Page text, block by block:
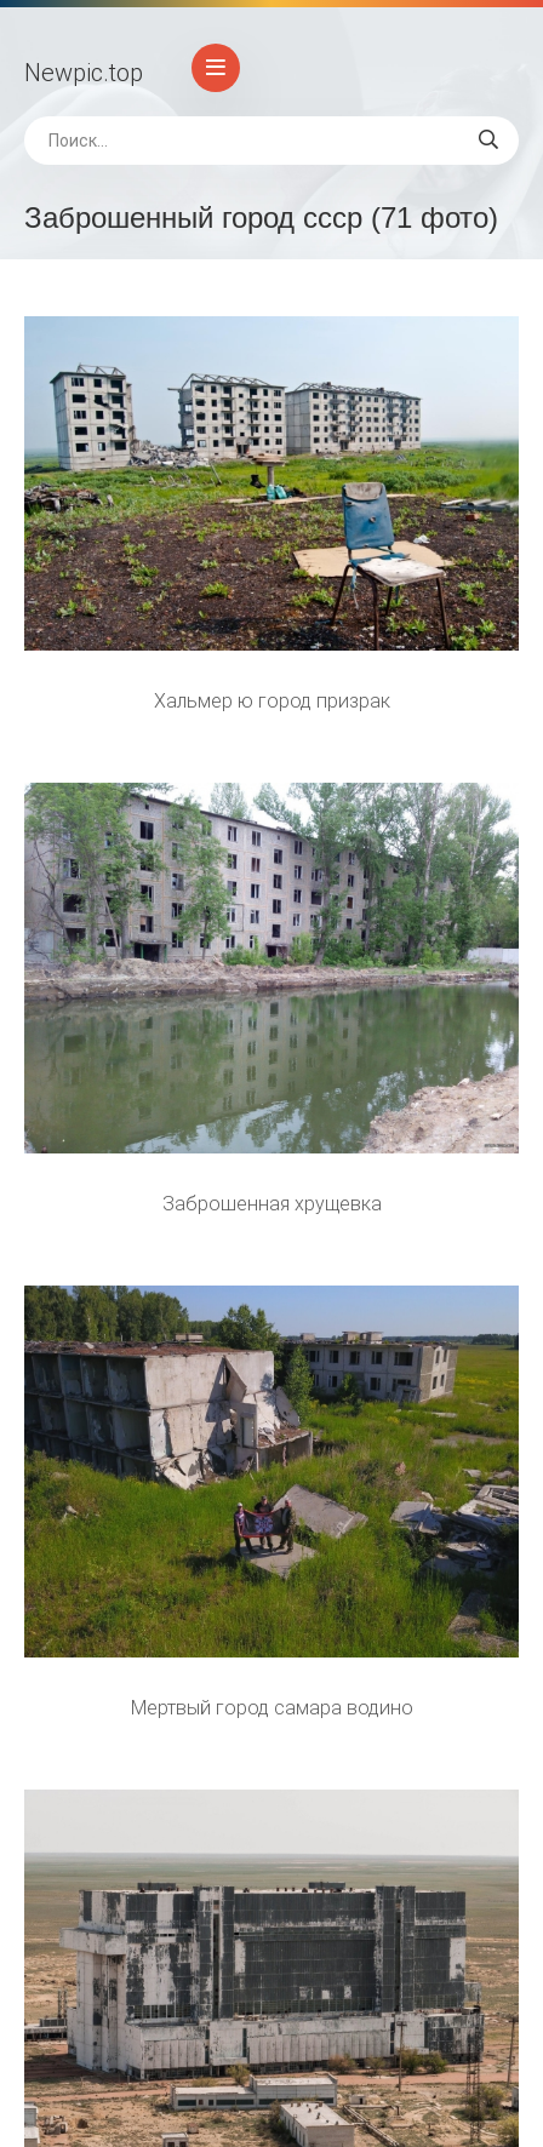
Newpic.top
Заброшенный город ссср (71 фото)
Хальмер ю город призрак
Заброшенная хрущевка
Мертвый город самара водино